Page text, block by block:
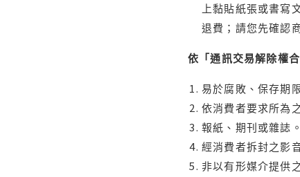
上黏貼紙張或書寫
退費；請您先確認
依「通訊交易解除權
易於腐敗、保存期
依消費者要求所為
報紙、期刊或雜誌。
經消費者拆封之影
非以有形媒介提供